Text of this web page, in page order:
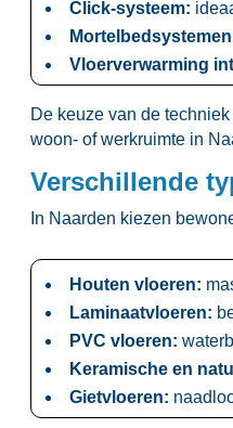
Click-systeem:
Vloerverwarming
De keuze van de
woon- of werkruimte in
Verschillende
In Naarden kiezen
Houten vloeren:
Laminaatvloeren:
PVC vloeren:
Keramische en
Gietvloeren: